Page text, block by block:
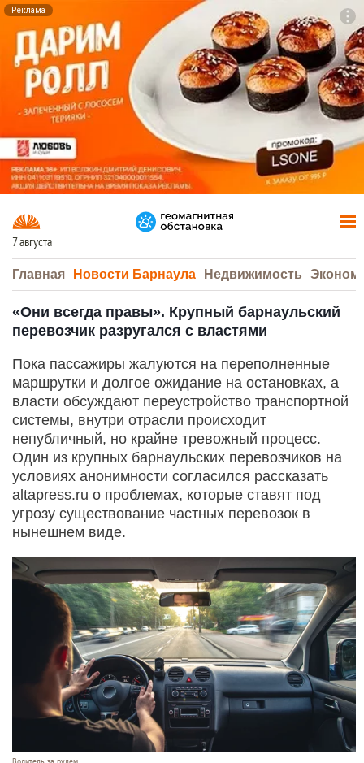
Реклама
7 августа
Главная Новости Барнаула Недвижимость
«Они всегда правы». Крупный барнаульский
перевозчик разругался с властями
Пока пассажиры жалуются на переполненные
маршрутки и долгое ожидание на остановках, а
власти обсуждают переустройство транспортной
системы, внутри отрасли происходит
непубличный, но крайне тревожный процесс.
Один из крупных барнаульских перевозчиков на
условиях анонимности согласился рассказать
altapress.ru о проблемах, которые ставят под
угрозу существование частных перевозок в
нынешнем виде.